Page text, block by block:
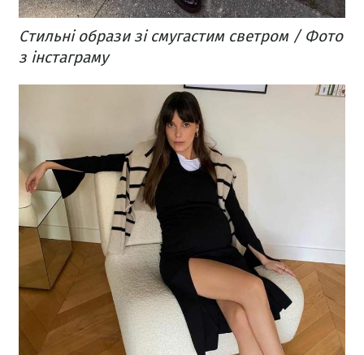
Стильні образи зі смугастим светром / Фото
з інстаграму